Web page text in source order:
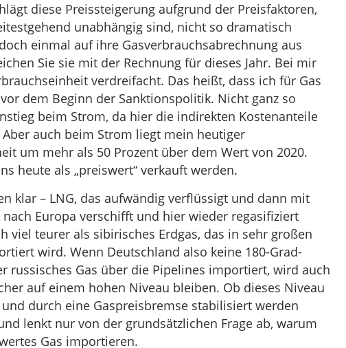
diese Preissteigerung aufgrund der Preisfaktoren,
unabhängig sind, nicht so dramatisch
einmal auf ihre Gasverbrauchsabrechnung aus
Sie sie mit der Rechnung für dieses Jahr. Bei mir
verdreifacht. Das heißt, dass ich für Gas
dem Beginn der Sanktionspolitik. Nicht ganz so
beim Strom, da hier die indirekten Kostenanteile
auch beim Strom liegt mein heutiger
um mehr als 50 Prozent über dem Wert von 2020.
heute als „preiswert“ verkauft werden.
klar – LNG, das aufwändig verflüssigt und dann mit
nach Europa verschifft und hier wieder regasifiziert
viel teurer als sibirisches Erdgas, das in sehr großen
wird. Wenn Deutschland also keine 180-Grad-
russisches Gas über die Pipelines importiert, wird auch
auf einem hohen Niveau bleiben. Ob dieses Niveau
durch eine Gaspreisbremse stabilisiert werden
lenkt nur von der grundsätzlichen Frage ab, warum
Gas importieren.